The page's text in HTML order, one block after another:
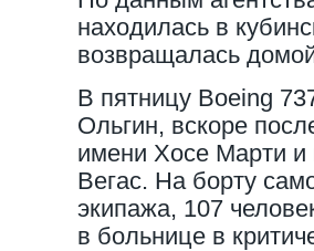
находилась в
возвращалась
В пятницу Boeing
Ольгин, вскоре
имени Хосе Марти и
Вегас. На борту
экипажа, 107
в больнице в